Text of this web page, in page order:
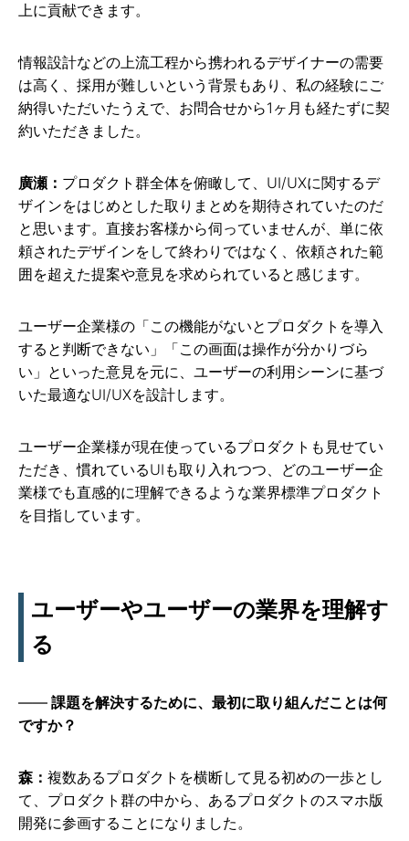
上に貢献できます。
情報設計などの上流工程から携われるデザイナーの需要
は高く、採用が難しいという背景もあり、私の経験にご
納得いただいたうえで、お問合せから1ヶ月も経たずに契
約いただきました。
廣瀬： プロダクト群全体を俯瞰して、UI/UXに関するデ
ザインをはじめとした取りまとめを期待されていたのだ
と思います。直接お客様から伺っていませんが、単に依
頼されたデザインをして終わりではなく、依頼された範
囲を超えた提案や意見を求められていると感じます。
ユーザー企業様の「この機能がないとプロダクトを導入
すると判断できない」「この画面は操作が分かりづら
い」といった意見を元に、ユーザーの利用シーンに基づ
いた最適なUI/UXを設計します。
ユーザー企業様が現在使っているプロダクトも見せてい
ただき、慣れているUIも取り入れつつ、どのユーザー企
業様でも直感的に理解できるような業界標準プロダクト
を目指しています。
ユーザーやユーザーの業界を理解す
る
課題を解決するために、最初に取り組んだことは何
ですか？
森： 複数あるプロダクトを横断して見る初めの一歩とし
て、プロダクト群の中から、あるプロダクトのスマホ版
開発に参画することになりました。